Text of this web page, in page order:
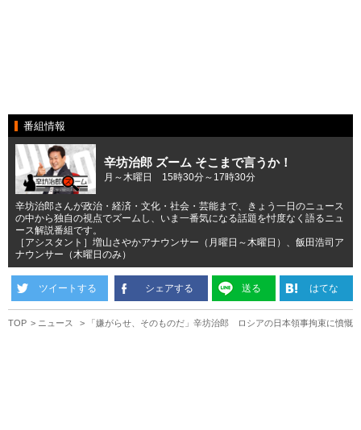
番組情報
辛坊治郎 ズーム そこまで言うか！
月～木曜日 15時30分～17時30分
辛坊治郎さんが政治・経済・文化・社会・芸能まで、きょう一日のニュース
の中から独自の視点でズームし、いま一番気になる話題を忖度なく語るニュ
ース解説番組です。
［アシスタント］増山さやかアナウンサー（月曜日～木曜日）、飯田浩司ア
ナウンサー（木曜日のみ）
ツイートする シェアする 送る はてな
TOP ニュース 「嫌がらせ、そのものだ」辛坊治郎 ロシアの日本領事拘束に憤慨